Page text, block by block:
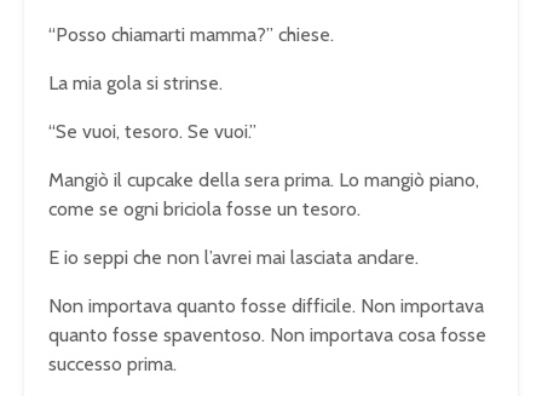
“Posso chiamarti mamma?” chiese.
La mia gola si strinse.
“Se vuoi, tesoro. Se vuoi.”
Mangiò il cupcake della sera prima. Lo mangiò piano,
come se ogni briciola fosse un tesoro.
E io seppi che non l’avrei mai lasciata andare.
Non importava quanto fosse difficile. Non importava
quanto fosse spaventoso. Non importava cosa fosse
successo prima.